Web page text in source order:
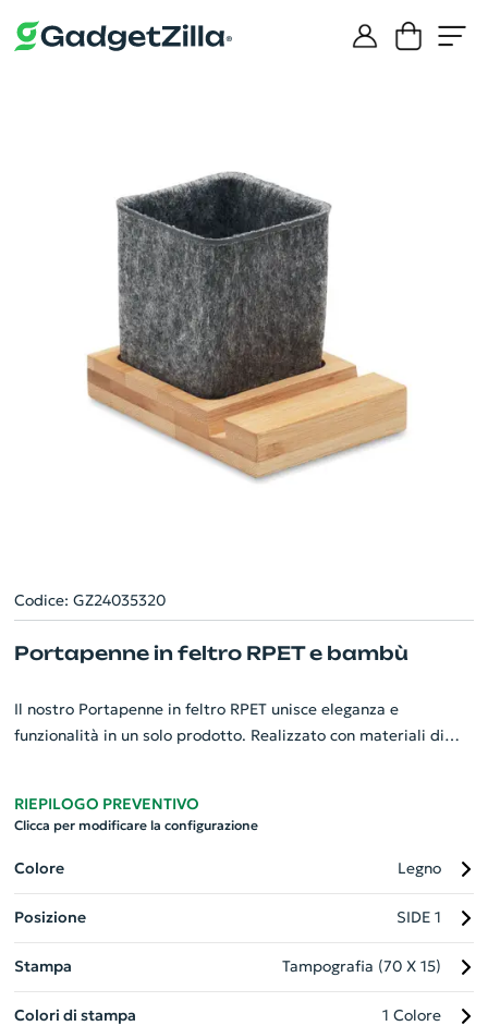
Codice: GZ24035320
Portapenne in feltro RPET e bambù
Il nostro Portapenne in feltro RPET unisce eleganza e
funzionalità in un solo prodotto. Realizzato con materiali di
include un comodissimo supporto per telefono, per tenere
ambienti professionali, rappresenta un gadget aziendale
personalizzabile per valorizzare il tuo brand. Scegli un articolo
di design, eco-friendly e utile ogni giorno.
RIEPILOGO PREVENTIVO
Clicca per modificare la configurazione
Colore Legno
Posizione SIDE 1
Stampa Tampografia (70 X 15)
Colori di stampa 1 Colore